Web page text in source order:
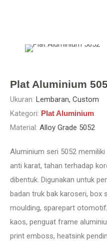
Plat Aluminium
Ukuran: Lembaran, Custom
Kategori: Plat Aluminium
Material: Alloy Grade 5052
Aluminium seri 5052
anti karat, tahan terhadap
dibentuk. Digunakan untuk
badan truk bak karoseri, box
moulding, sparepart
kaos, penguat frame
print emboss, heatsink